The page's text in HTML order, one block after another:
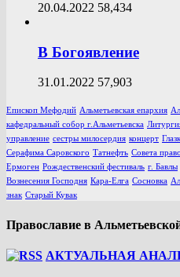
20.04.2022 58,434
В Богоявление
31.01.2022 57,903
Епископ Мефодий Альметьевская епархия
кафедральный собор г.Альметьевска
управление сестры милосердия концерт
Серафима Саровского Татнефть Совета
Ермоген Рождественский фестиваль г. Бавлы
Вознесения Господня Кара-Елга Сосновка
знак Старый Кувак
Православие в
АКТУАЛЬНАЯ